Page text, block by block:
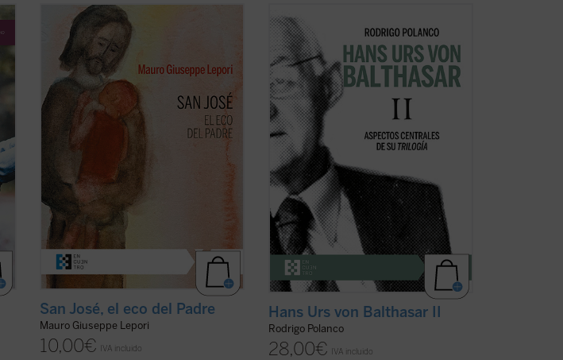
San José fue llamado a materializar la
paternidad de Dios hacia el Hijo
encarnado. Una vocación, un camino,
vividos en el silencio, porque tendía a la
escucha de una Palabra que se hizo
Presencia en su casa. Con él, Dios Padre
no ha querido ...
(ver ficha)
San José, el eco del Padre
Mauro Giuseppe Lepori
10,00€ IVA incluido
Este segundo volumen está dedicado a
las líneas centrales de la
teológica, su obra central, escrita entre
1961 y 1987. Señalada por el propio von
Balthasar como «el plan fundamental, la
preocupación de una vida», este ...
ficha)
Hans Urs von Balthasar II
Rodrigo Polanco
28,00€ IVA incluido